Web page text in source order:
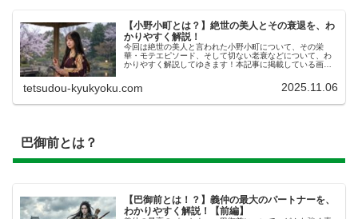
【小野小町とは？】絶世の美人とその衰退を、わ
かりやすく解説！
今回は絶世の美人と言われた小野小町について、その栄
華・モテエピソード、そして切ない老衰などについて、わ
かりやすく解説してゆきます！本記事に掲載している画像
tetsudou-kyukyoku.com 2025.11.06
巴御前とは？
【巴御前とは！？】義仲の最大のパートナーを、
わかりやすく解説！【前編】